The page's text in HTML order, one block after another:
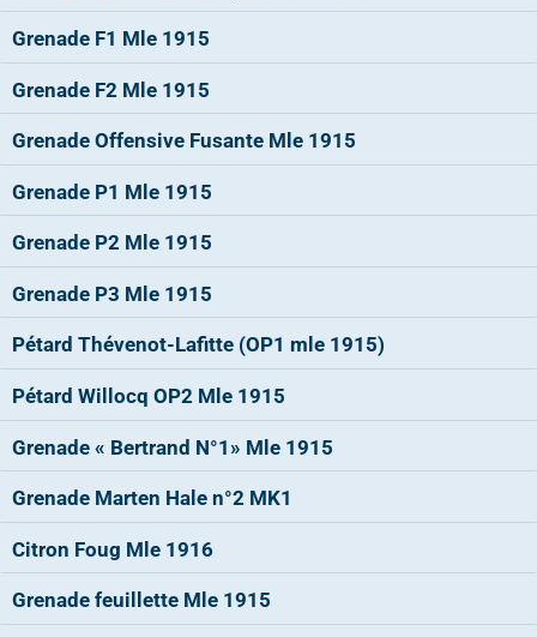
Grenade F1 Mle 1915
Grenade F2 Mle 1915
Grenade Offensive Fusante Mle 1915
Grenade P1 Mle 1915
Grenade P2 Mle 1915
Grenade P3 Mle 1915
Pétard Thévenot-Lafitte (OP1 mle 1915)
Pétard Willocq OP2 Mle 1915
Grenade « Bertrand N°1» Mle 1915
Grenade Marten Hale n°2 MK1
Citron Foug Mle 1916
Grenade feuillette Mle 1915